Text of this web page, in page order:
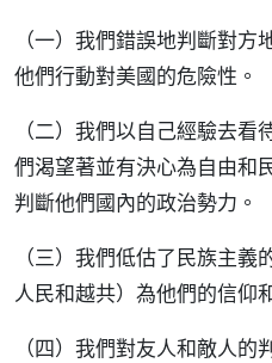
（一）我們錯誤地判斷對
他們行動對美國的危險性。
（二）我們以自己經驗去
們渴望著並有決心為自由和
判斷他們國內的政治勢力。
（三）我們低估了民族主
人民和越共）為他們的信仰
（四）我們對友人和敵人